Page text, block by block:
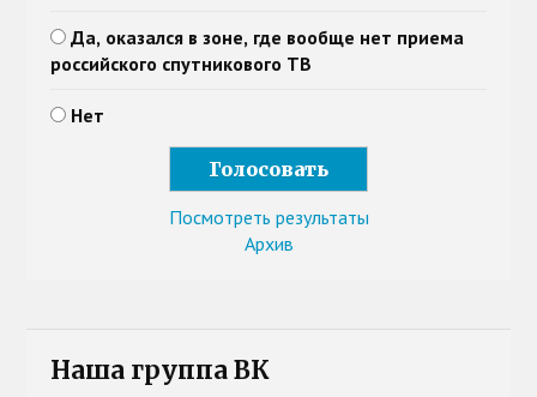
Да, оказался в зоне, где вообще нет приема
российского спутникового ТВ
Нет
Посмотреть результаты
Архив
Наша группа ВК